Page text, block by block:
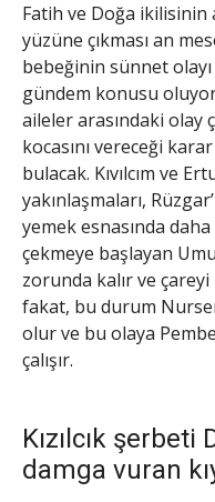
Fatih ve Doğa ikilisinin
yüzüne çıkması an
bebeğinin sünnet
gündem konusu
aileler arasındaki olay
kocasını vereceği
bulacak. Kıvılcım ve
yakınlaşmaları,
yemek esnasında daha
çekmeye başlayan
zorunda kalır ve
fakat, bu durum
olur ve bu olaya
çalışır.
Kızılcık şerbeti
damga vuran